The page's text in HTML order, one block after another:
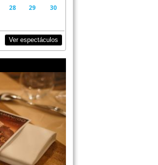
28 29
30
Ver espectáculos